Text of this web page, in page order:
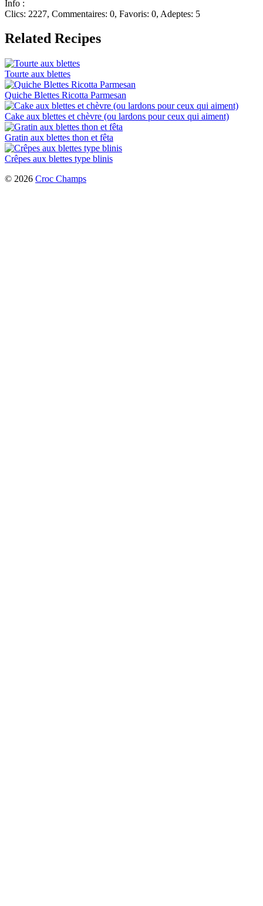
Info :
Clics: 2227, Commentaires: 0, Favoris: 0, Adeptes: 5
Related Recipes
Tourte aux blettes
Quiche Blettes Ricotta Parmesan
Cake aux blettes et chèvre (ou lardons pour ceux qui aiment)
Gratin aux blettes thon et fêta
Crêpes aux blettes type blinis
© 2026 Croc Champs